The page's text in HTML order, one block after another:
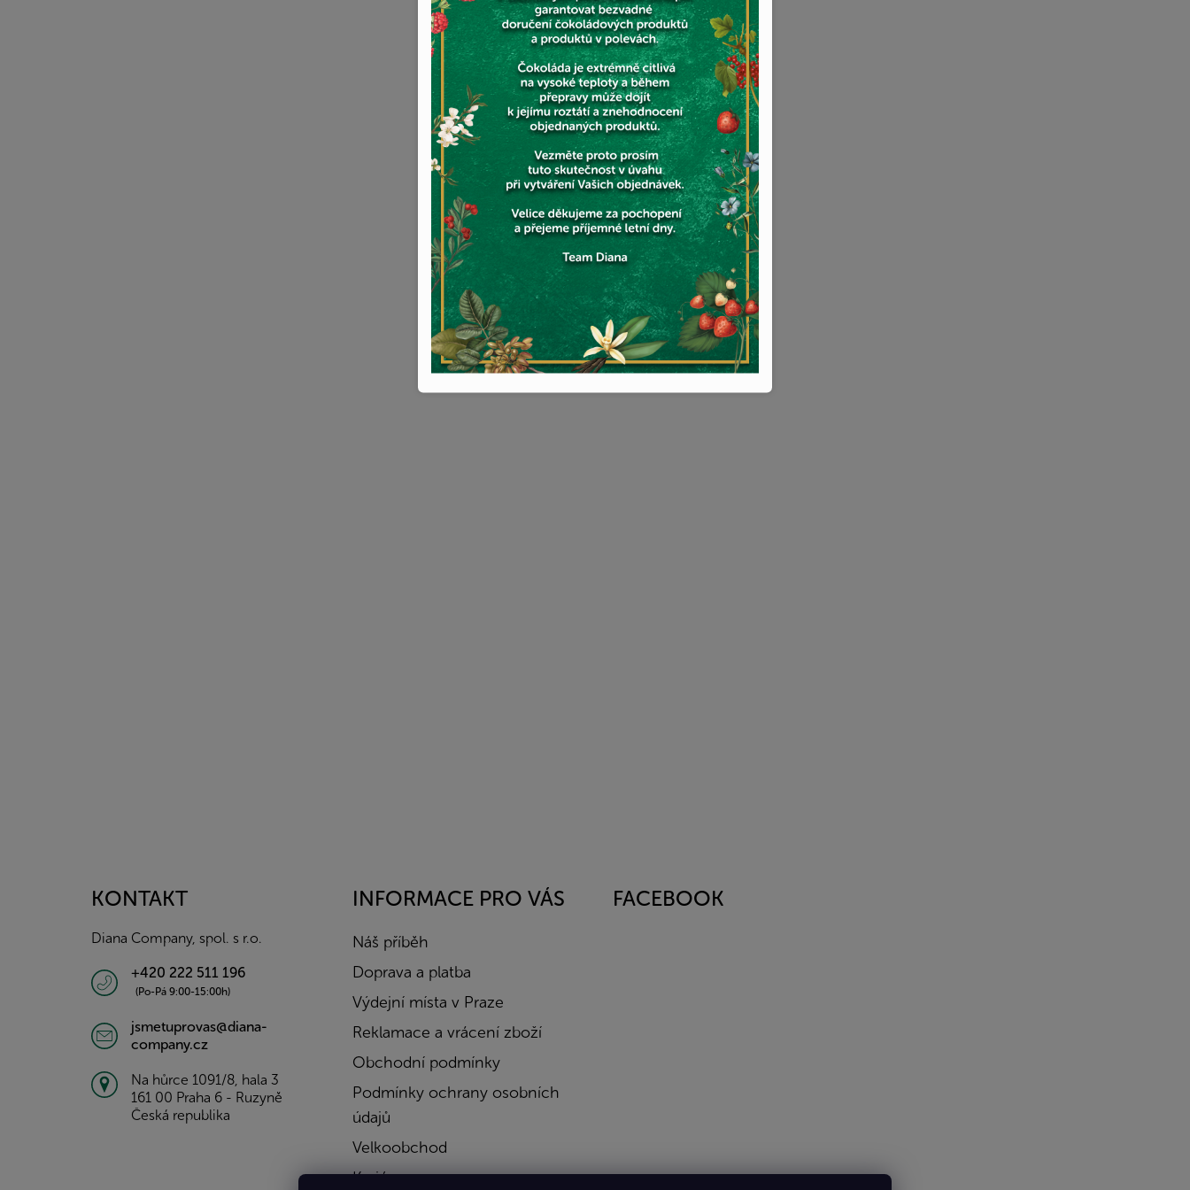
KONTAKT
Diana Company, spol. s r.o.
+420 222 511 196
(Po-Pá 9:00-15:00h)
jsmetuprovas@diana-
company.cz
Na hůrce 1091/8, hala 3
161 00 Praha 6 - Ruzyně
Česká republika
INFORMACE PRO VÁS
Náš příběh
Doprava a platba
Výdejní místa v Praze
Reklamace a vrácení zboží
Obchodní podmínky
Podmínky ochrany osobních
údajů
Velkoobchod
Kariéra
FACEBOOK